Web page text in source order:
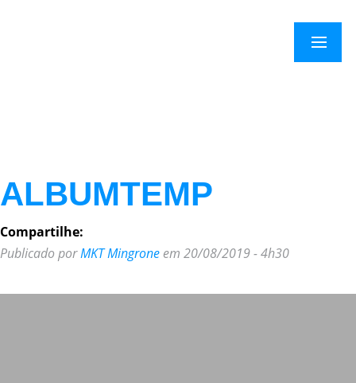
×
Menu
ALBUMTEMP
Compartilhe:
Publicado porMKT Mingrone em 20/08/2019 - 4h30